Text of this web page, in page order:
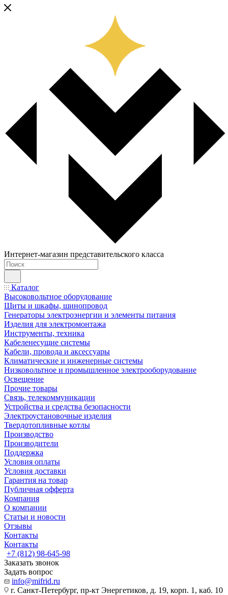
Интернет-магазин представительского класса
Каталог
Высоковольтное оборудование
Щиты и шкафы, шинопровод
Генераторы электроэнергии и элементы питания
Изделия для электромонтажа
Инструменты, техника
Кабеленесущие системы
Кабели, провода и аксессуары
Климатические и инженерные системы
Низковольтное и промышленное электрооборудование
Освещение
Прочие товары
Связь, телекоммуникации
Устройства и средства безопасности
Электроустановочные изделия
Твердотопливные котлы
Производство
Производители
Поддержка
Условия оплаты
Условия доставки
Гарантия на товар
Публичная офферта
Компания
О компании
Статьи и новости
Отзывы
Контакты
Контакты
+7 (812) 98-645-98
Заказать звонок
Задать вопрос
info@mifrid.ru
г. Санкт-Петербург, пр-кт Энергетиков, д. 19, корп. 1, каб. 10